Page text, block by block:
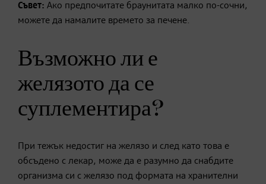
Съвет: Ако предпочитате браунитата малко по-сочни,
можете да намалите времето за печене.
Възможно ли е
желязото да се
суплементира?
При тежък недостиг на желязо и след като това е
обсъдено с лекар, може да е разумно да снабдите
организма си с желязо под формата на хранителни